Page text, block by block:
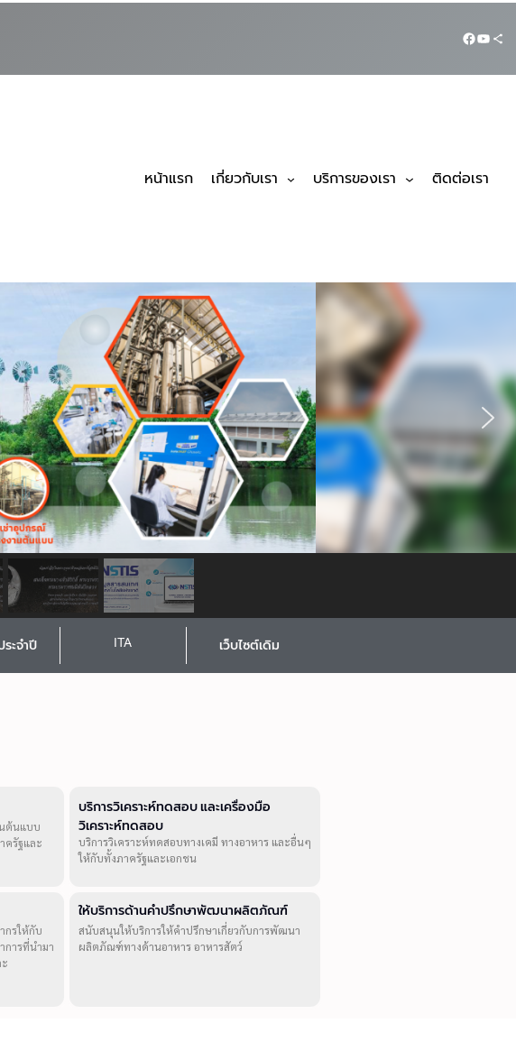
หน้าแรก เกี่ยวกับเรา บริการของเรา ติดต่อเรา
ระจำปี ITA เว็บไซต์เดิม
นต้นแบบ
ครัฐและ
บริการวิเคราะห์ทดสอบ และเครื่องมือ
วิเคราะห์ทดสอบ
บริการวิเคราะห์ทดสอบทางเคมี ทางอาหาร และอื่นๆ
ให้กับทั้งภาครัฐและเอกชน
รให้กับ
การที่นำมา
ให้บริการด้านคำปรึกษาพัฒนาผลิตภัณฑ์
สนับสนุนให้บริการให้คำปรึกษาเกี่ยวกับการพัฒนา
ผลิตภัณฑ์ทางด้านอาหาร อาหารสัตว์